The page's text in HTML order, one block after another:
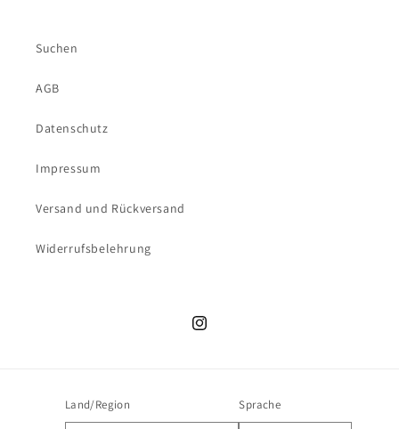
Suchen
AGB
Datenschutz
Impressum
Versand und Rückversand
Widerrufsbelehrung
Instagram
Land/Region Sprache